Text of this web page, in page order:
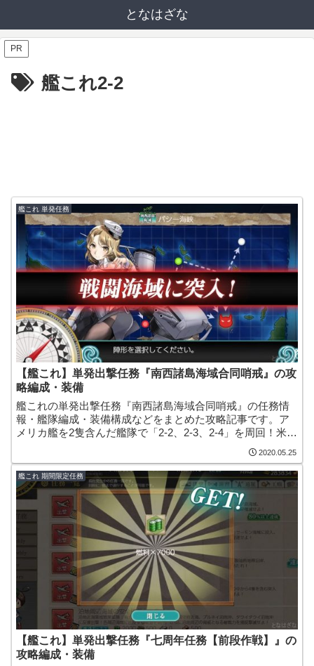
となはざな
PR
艦これ2-2
艦これ 単発任務
【艦これ】単発出撃任務『南西諸島海域合同哨戒』の攻
略編成・装備
艦これの単発出撃任務『南西諸島海域合同哨戒』の任務情
報・艦隊編成・装備構成などをまとめた攻略記事です。ア
メリカ艦を2隻含んだ艦隊で「2-2、2-3、2-4」を周回！米水
上偵察機「OS2U」や「緊急修理資材」「改修資材」などを
2020.05.25
艦これ 期間限定任務
【艦これ】単発出撃任務『七周年任務【前段作戦】』の
攻略編成・装備